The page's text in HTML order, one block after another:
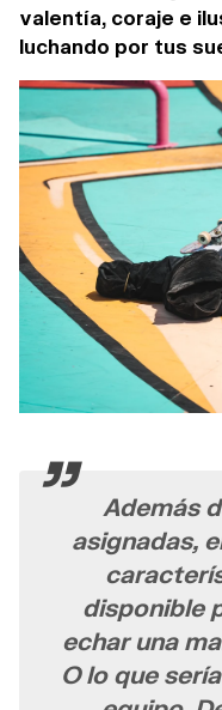
valentía, coraje e
luchando por tus
Además
asignadas,
disponible
echar una
O lo que